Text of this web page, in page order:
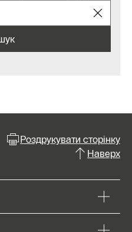
Роздрукувати сторінку
Наверх